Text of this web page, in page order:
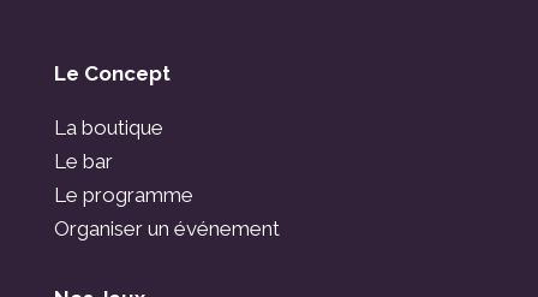
Le Concept
La boutique
Le bar
Le programme
Organiser un événement